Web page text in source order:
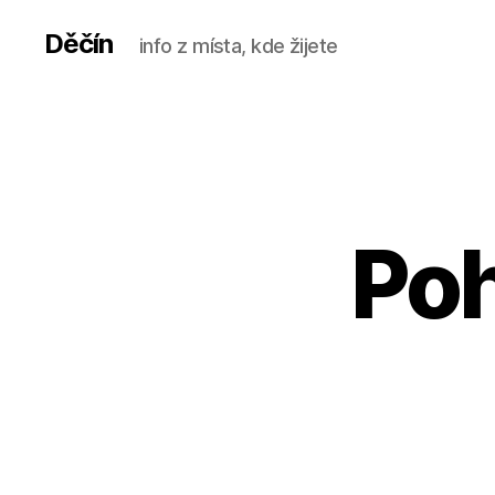
Děčín info z místa, kde žijete